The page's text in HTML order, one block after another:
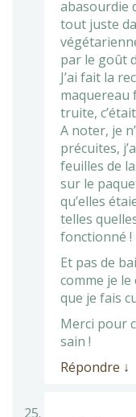
abasourdie
tout juste
par le goût
J’ai fait la
maquereau
truite,
A noter, je
précuites,
feuilles de
sur le
qu’elles
telles
fonctionné !
Et pas de
comme je
que je fais
Merci pour
sain !
Répondre ↓